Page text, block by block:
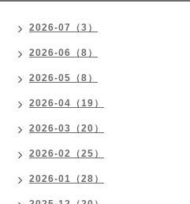
2026-07（3）
2026-06（8）
2026-05（8）
2026-04（19）
2026-03（20）
2026-02（25）
2026-01（28）